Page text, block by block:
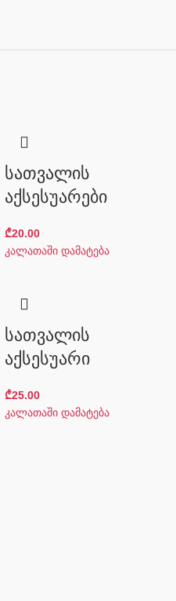
სათვალის
აქსესუარები
₾20.00
კალათაში დამატება
სათვალის
აქსესუარი
₾25.00
კალათაში დამატება